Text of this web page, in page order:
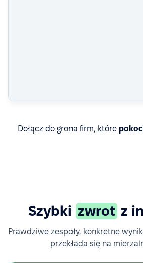
Dołącz do grona firm, które
Szybki zwrot z
Prawdziwe zespoły, konkretne
przekłada się na